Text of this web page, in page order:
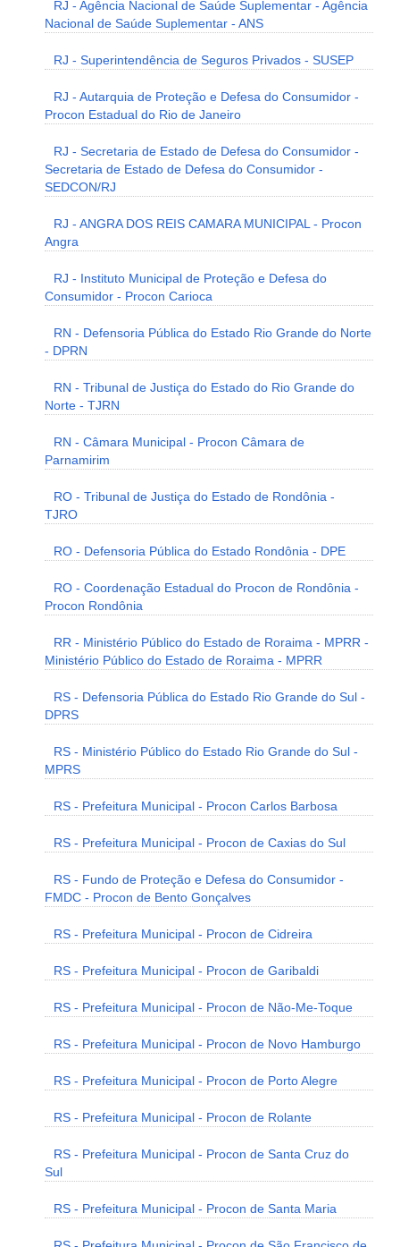
RJ - Agência Nacional de Saúde Suplementar - Agência
Nacional de Saúde Suplementar - ANS
RJ - Superintendência de Seguros Privados - SUSEP
RJ - Autarquia de Proteção e Defesa do Consumidor -
Procon Estadual do Rio de Janeiro
RJ - Secretaria de Estado de Defesa do Consumidor -
Secretaria de Estado de Defesa do Consumidor -
SEDCON/RJ
RJ - ANGRA DOS REIS CAMARA MUNICIPAL - Procon
Angra
RJ - Instituto Municipal de Proteção e Defesa do
Consumidor - Procon Carioca
RN - Defensoria Pública do Estado Rio Grande do Norte
- DPRN
RN - Tribunal de Justiça do Estado do Rio Grande do
Norte - TJRN
RN - Câmara Municipal - Procon Câmara de
Parnamirim
RO - Tribunal de Justiça do Estado de Rondônia -
TJRO
RO - Defensoria Pública do Estado Rondônia - DPE
RO - Coordenação Estadual do Procon de Rondônia -
Procon Rondônia
RR - Ministério Público do Estado de Roraima - MPRR -
Ministério Público do Estado de Roraima - MPRR
RS - Defensoria Pública do Estado Rio Grande do Sul -
DPRS
RS - Ministério Público do Estado Rio Grande do Sul -
MPRS
RS - Prefeitura Municipal - Procon Carlos Barbosa
RS - Prefeitura Municipal - Procon de Caxias do Sul
RS - Fundo de Proteção e Defesa do Consumidor -
FMDC - Procon de Bento Gonçalves
RS - Prefeitura Municipal - Procon de Cidreira
RS - Prefeitura Municipal - Procon de Garibaldi
RS - Prefeitura Municipal - Procon de Não-Me-Toque
RS - Prefeitura Municipal - Procon de Novo Hamburgo
RS - Prefeitura Municipal - Procon de Porto Alegre
RS - Prefeitura Municipal - Procon de Rolante
RS - Prefeitura Municipal - Procon de Santa Cruz do
Sul
RS - Prefeitura Municipal - Procon de Santa Maria